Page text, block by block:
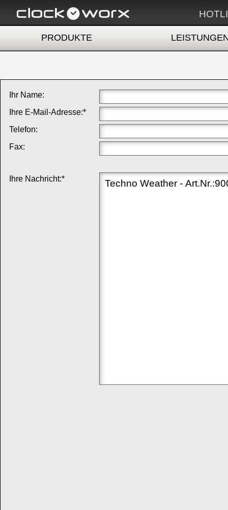
PRODUKTE
Ihr Name:
Ihre E-Mail-Adresse:*
Telefon:
Fax:
Ihre Nachricht:*